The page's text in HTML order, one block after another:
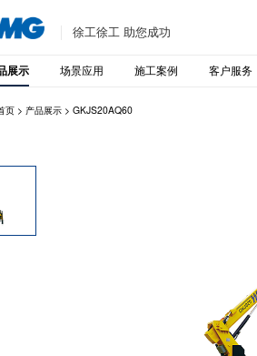
徐工徐工 助您成功
展示 场景应用 施工案例 客户服务
页 > 产品展示 >GKJS20AQ60